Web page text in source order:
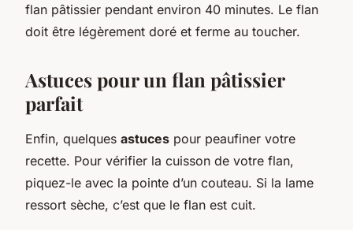
flan pâtissier pendant environ 40 minutes. Le flan
doit être légèrement doré et ferme au toucher.
Astuces pour un flan pâtissier
parfait
Enfin, quelques astuces pour peaufiner votre
recette. Pour vérifier la cuisson de votre flan,
piquez-le avec la pointe d’un couteau. Si la lame
ressort sèche, c’est que le flan est cuit.